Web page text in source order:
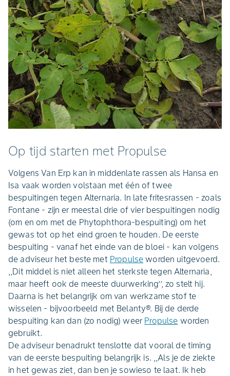
Op tijd starten met Propulse
Volgens Van Erp kan in middenlate rassen als Hansa en
Isa vaak worden volstaan met één of twee
bespuitingen tegen Alternaria. In late fritesrassen - zoals
Fontane - zijn er meestal drie of vier bespuitingen nodig
(om en om met de Phytophthora-bespuiting) om het
gewas tot op het eind groen te houden. De eerste
bespuiting - vanaf het einde van de bloei - kan volgens
de adviseur het beste met Propulse worden uitgevoerd.
,,Dit middel is niet alleen het sterkste tegen Alternaria,
maar heeft ook de meeste duurwerking’’, zo stelt hij.
Daarna is het belangrijk om van werkzame stof te
wisselen - bijvoorbeeld met Belanty®. Bij de derde
bespuiting kan dan (zo nodig) weer Propulse worden
gebruikt.
De adviseur benadrukt tenslotte dat vooral de timing
van de eerste bespuiting belangrijk is. ,,Als je de ziekte
in het gewas ziet, dan ben je sowieso te laat. Ik heb